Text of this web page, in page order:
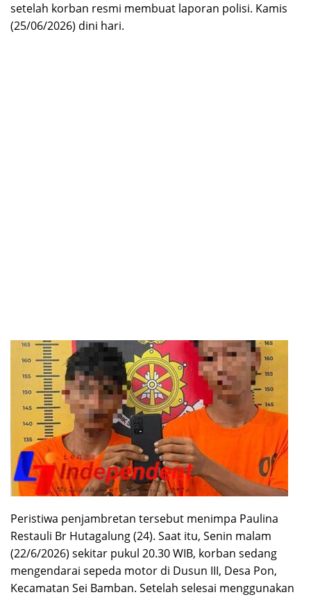
setelah korban resmi membuat laporan polisi. Kamis
(25/06/2026) dini hari.
Peristiwa penjambretan tersebut menimpa Paulina
Restauli Br Hutagalung (24). Saat itu, Senin malam
(22/6/2026) sekitar pukul 20.30 WIB, korban sedang
mengendarai sepeda motor di Dusun III, Desa Pon,
Kecamatan Sei Bamban. Setelah selesai menggunakan